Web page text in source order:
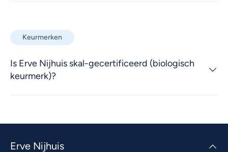
Keurmerken
Is Erve Nijhuis skal-gecertificeerd (biologisch
keurmerk)?
Erve Nijhuis